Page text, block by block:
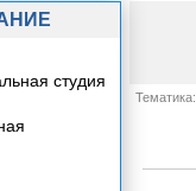
Тематика:
студия